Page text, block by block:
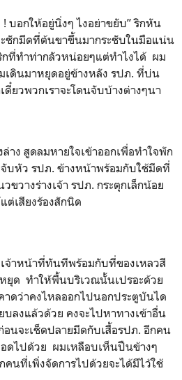
! บอกให้อยู่นิ่งๆ ไงอย่าขยับ” ริกหัน
ชักมีดที่ต้นขาขึ้นมากระชับในมือแน่น
ที่ทำท่ากลัวหน่อยๆแต่ทำไงได้ ผม
เดินมาหยุดอยู่ข้างหลัง รปภ. ที่บ่น
ยวพวกเราจะโดนจับบ้างต่างๆนา
สูดลมหายใจเข้าออกเพื่อทำใจพัก
บหัว รปภ. ข้างหน้าพร้อมกับใช้มีดที่
ขวางร่างเจ้า รปภ. กระตุกเล็กน้อย
ต่เสียงร้องสักนิด
หน้าที่ทันทีพร้อมกับที่ของเหลวสี
ยุด ทำให้พื้นบริเวณนั้นเปรอะด้วย
ดว่าคงไหลออกไปนอกประตูบันได
ลงแล้วด้วย คงจะไปหาทางเข้าอื่น
อนจะเช็ดปลายมีดกับเสื้อรปภ. อีกคน
ดไปด้วย ผมเหลือบเห็นปืนข้างๆ
นที่เพิ่งจัดการไปด้วยจะได้มีไว้ใช้